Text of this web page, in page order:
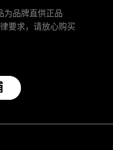
为品牌直供正品
要求，请放心购买